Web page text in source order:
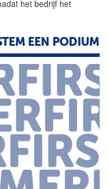
het bedrijf het
EEN PODIUM